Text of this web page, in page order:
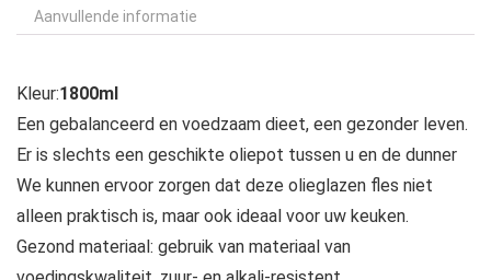
Aanvullende informatie
Kleur:1800ml
Een gebalanceerd en voedzaam dieet, een gezonder leven.
Er is slechts een geschikte oliepot tussen u en de dunner
We kunnen ervoor zorgen dat deze olieglazen fles niet
alleen praktisch is, maar ook ideaal voor uw keuken.
Gezond materiaal: gebruik van materiaal van